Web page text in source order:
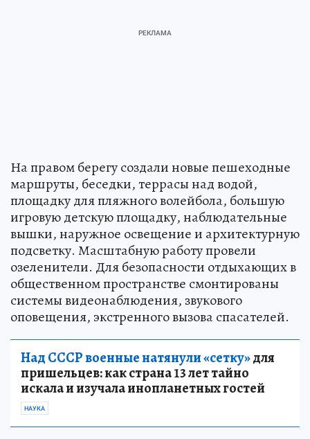
На правом берегу создали новые пешеходные
маршруты, беседки, террасы над водой,
площадку для пляжного волейбола, большую
игровую детскую площадку, наблюдательные
вышки, наружное освещение и архитектурную
подсветку. Масштабную работу провели
озеленители. Для безопасности отдыхающих в
общественном пространстве смонтированы
системы видеонаблюдения, звукового
оповещения, экстренного вызова спасателей.
Над СССР военные натянули «сетку»для
пришельцев: как страна 13 лет тайно
искала и изучала инопланетных гостей
НАУКА